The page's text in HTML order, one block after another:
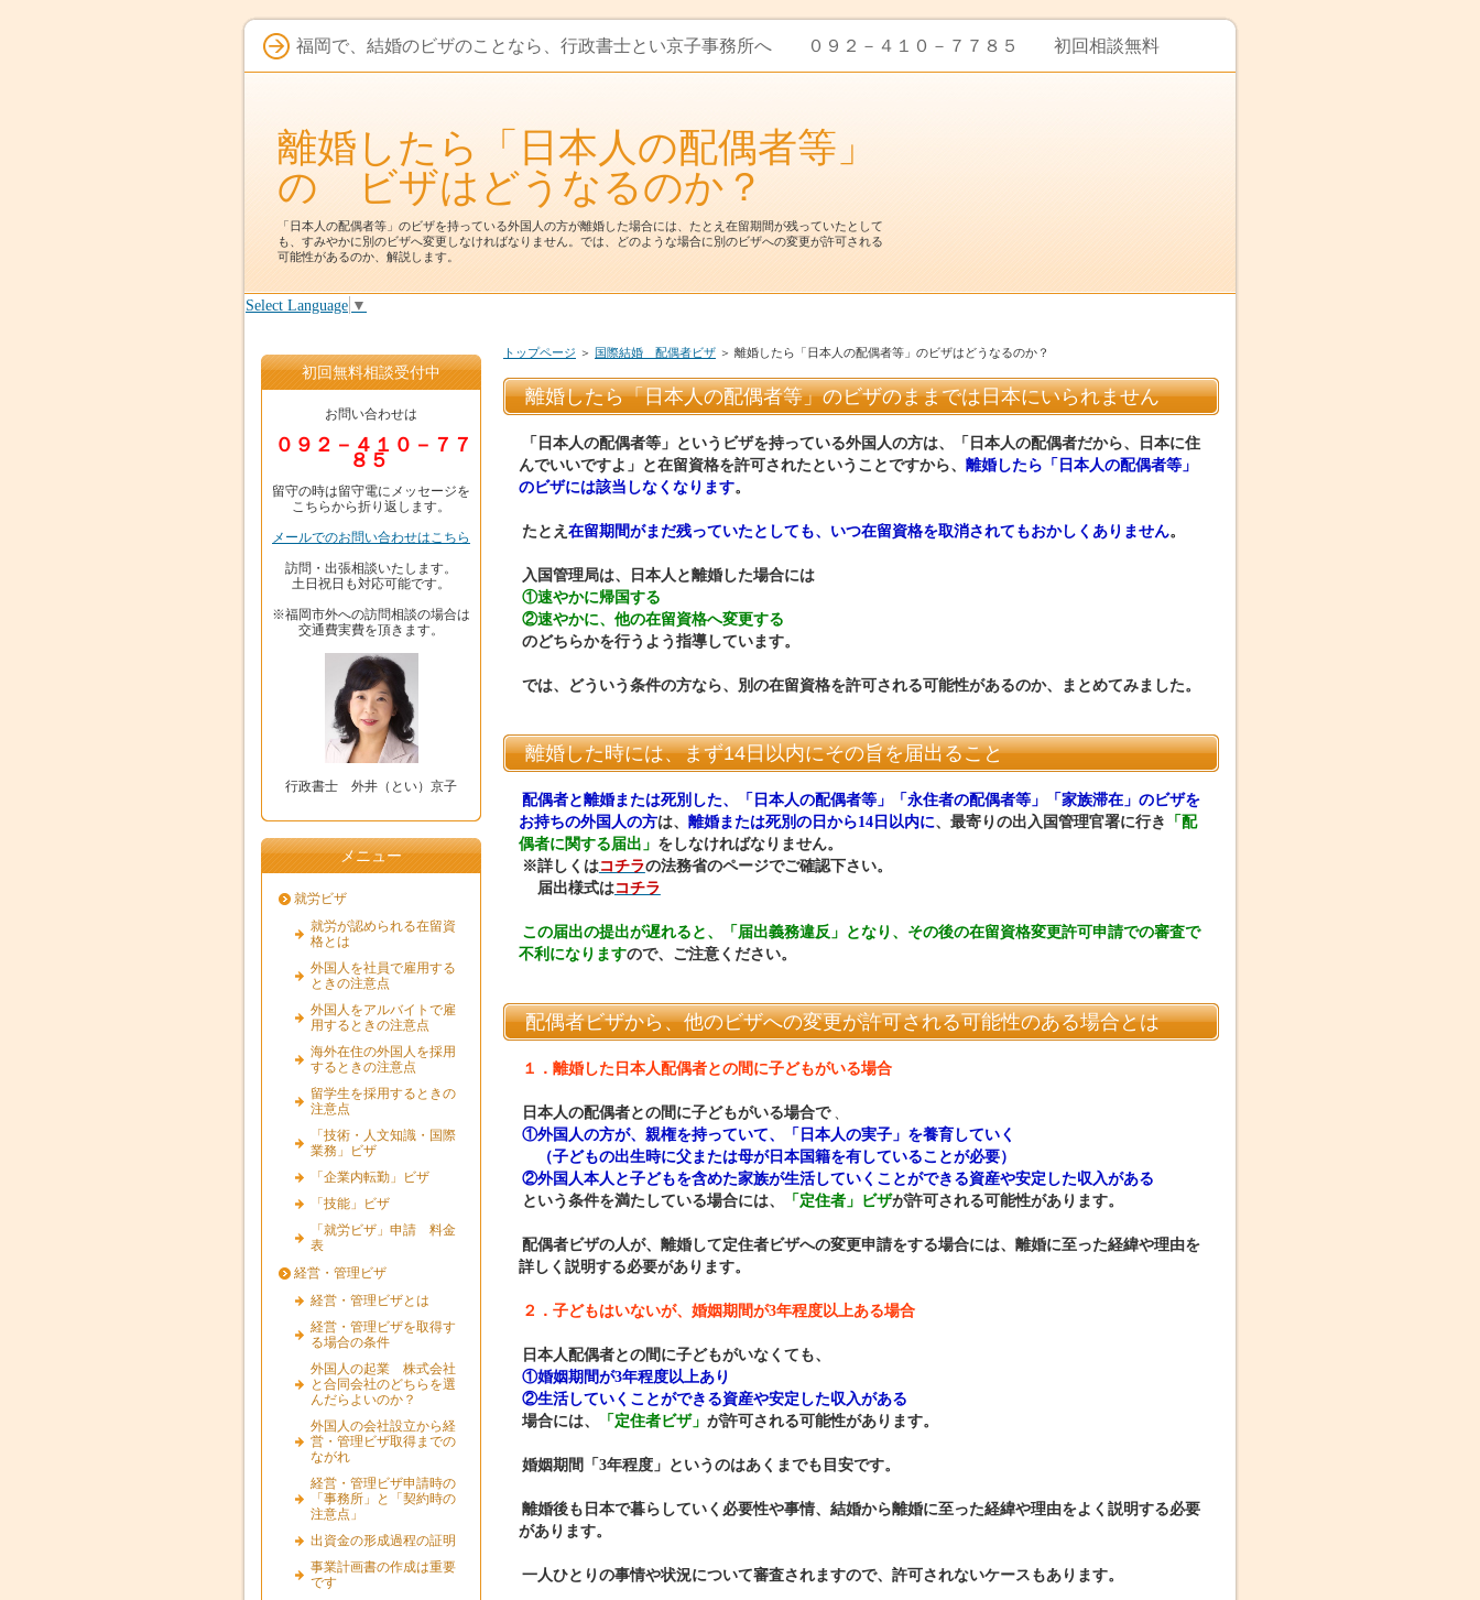
福岡で、結婚のビザのことなら、行政書士とい京子事務所へ ０９２－４１０－７７８５ 初回相談無料
離婚したら「日本人の配偶者等」
の ビザはどうなるのか？
「日本人の配偶者等」のビザを持っている外国人の方が離婚した場合には、たとえ在留期間が残っていたとして
も、すみやかに別のビザへ変更しなければなりません。では、どのような場合に別のビザへの変更が許可される
可能性があるのか、解説します。
Select Language ▼
トップページ ＞ 国際結婚 配偶者ビザ ＞ 離婚したら「日本人の配偶者等」のビザはどうなるのか？
離婚したら「日本人の配偶者等」のビザのままでは日本にいられません
「日本人の配偶者等」というビザを持っている外国人の方は、「日本人の配偶者だから、日本に住
んでいいですよ」と在留資格を許可されたということですから、 離婚したら「日本人の配偶者等」
のビザには該当しなくなります。
たとえ 在留期間がまだ残っていたとしても、いつ在留資格を取消されてもおかしくありません。
入国管理局は、日本人と離婚した場合には
①速やかに帰国する
②速やかに、他の在留資格へ変更する
のどちらかを行うよう指導しています。
では、どういう条件の方なら、別の在留資格を許可される可能性があるのか、まとめてみました。
離婚した時には、まず14日以内にその旨を届出ること
配偶者と離婚または死別した、「日本人の配偶者等」「永住者の配偶者等」「家族滞在」のビザを
お持ちの外国人の方は、 離婚または死別の日から14日以内に、最寄りの出入国管理官署に行き
「配
偶者に関する届出」 をしなければなりません。
※詳しくはコチラの法務省のページでご確認下さい。
届出様式はコチラ
この届出の提出が遅れると、「届出義務違反」となり、その後の在留資格変更許可申請での審査で
不利になりますので、ご注意ください。
配偶者ビザから、他のビザへの変更が許可される可能性のある場合とは
１．離婚した日本人配偶者との間に子どもがいる場合
日本人の配偶者との間に子どもがいる場合で
①外国人の方が、親権を持っていて、「日本人の実子」を養育していく
（子どもの出生時に父または母が日本国籍を有していることが必要）
②外国人本人と子どもを含めた家族が生活していくことができる資産や安定した収入がある
という条件を満たしている場合には、
「定住者」ビザが許可される可能性があります。
配偶者ビザの人が、離婚して定住者ビザへの変更申請をする場合には、離婚に至った経緯や理由を
詳しく説明する必要があります。
２．子どもはいないが、婚姻期間が3年程度以上ある場合
日本人配偶者との間に子どもがいなくても、
①婚姻期間が3年程度以上あり
②生活していくことができる資産や安定した収入がある
場合には、
「定住者ビザ」 が許可される可能性があります。
婚姻期間「3年程度」というのはあくまでも目安です。
離婚後も日本で暮らしていく必要性や事情、結婚から離婚に至った経緯や理由をよく説明する必要
があります。
一人ひとりの事情や状況について審査されますので、許可されないケースもあります。
初回無料相談受付中
お問い合わせは
０９２－４１０－７７
８５
留守の時は留守電にメッセージを
こちらから折り返します。
メールでのお問い合わせはこちら
訪問・出張相談いたします。
土日祝日も対応可能です。
※福岡市外への訪問相談の場合は
交通費実費を頂きます。
行政書士 外井（とい）京子
メニュー
就労ビザ
就労が認められる在留資
格とは
外国人を社員で雇用する
ときの注意点
外国人をアルバイトで雇
用するときの注意点
海外在住の外国人を採用
するときの注意点
留学生を採用するときの
注意点
「技術・人文知識・国際
業務」ビザ
「企業内転勤」ビザ
「技能」ビザ
「就労ビザ」申請 料金
表
経営・管理ビザ
経営・管理ビザとは
経営・管理ビザを取得す
る場合の条件
外国人の起業 株式会社
と合同会社のどちらを選
んだらよいのか？
外国人の会社設立から経
営・管理ビザ取得までの
ながれ
経営・管理ビザ申請時の
「事務所」と「契約時の
注意点」
出資金の形成過程の証明
事業計画書の作成は重要
です